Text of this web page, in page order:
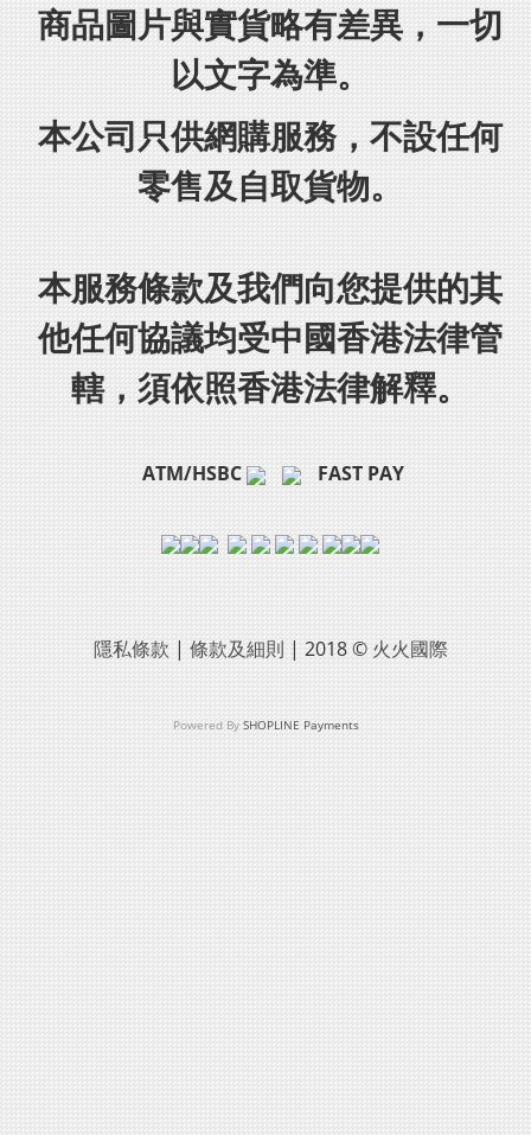
商品圖片與實貨略有差異，一切
以文字為準。
本公司只供網購服務，不設任何
零售及自取貨物。
本服務條款及我們向您提供的其
他任何協議均受中國香港法律管
轄，須依照香港法律解釋。
ATM/HSBC FAST PAY
隱私條款 | 條款及細則 | 2018 © 火火國際
Powered By SHOPLINE Payments